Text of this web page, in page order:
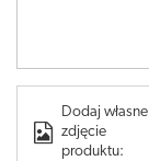
Dodaj własne
zdjęcie
produktu: